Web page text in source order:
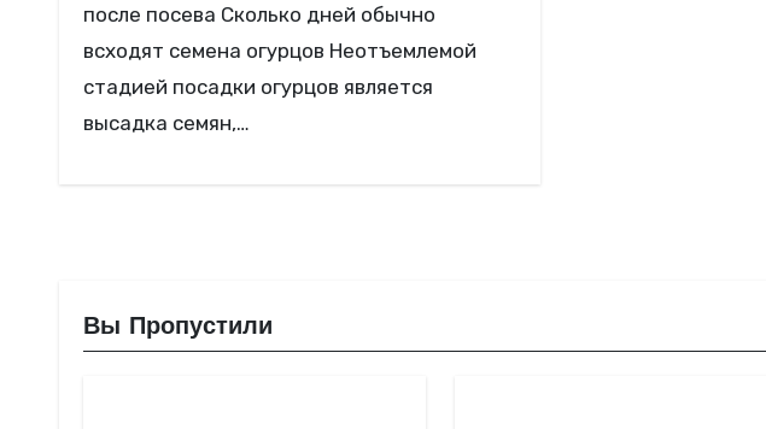
после посева Сколько дней обычно
всходят семена огурцов Неотъемлемой
стадией посадки огурцов является
высадка семян,…
Вы Пропустили